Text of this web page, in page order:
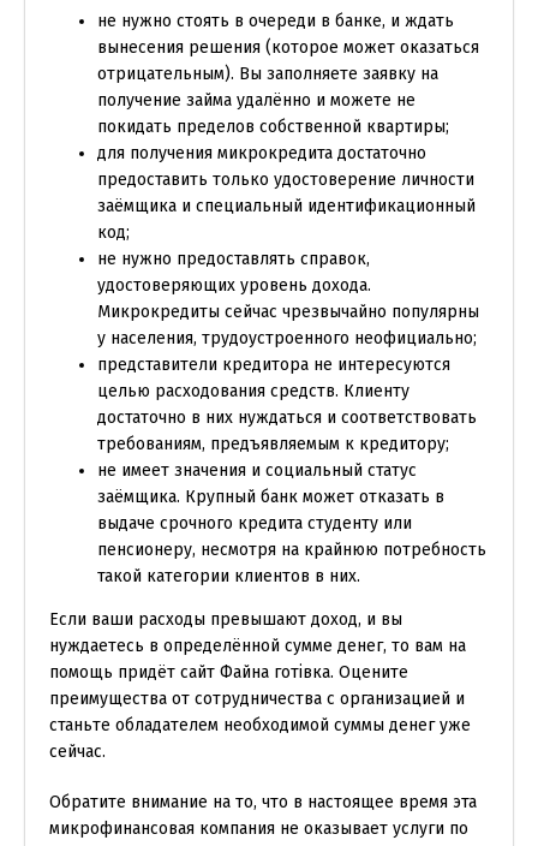
не нужно стоять в очереди в банке, и ждать
вынесения решения (которое может оказаться
отрицательным). Вы заполняете заявку на
получение займа удалённо и можете не
покидать пределов собственной квартиры;
для получения микрокредита достаточно
предоставить только удостоверение личности
заёмщика и специальный идентификационный
код;
не нужно предоставлять справок,
удостоверяющих уровень дохода.
Микрокредиты сейчас чрезвычайно популярны
у населения, трудоустроенного неофициально;
представители кредитора не интересуются
целью расходования средств. Клиенту
достаточно в них нуждаться и соответствовать
требованиям, предъявляемым к кредитору;
не имеет значения и социальный статус
заёмщика. Крупный банк может отказать в
выдаче срочного кредита студенту или
пенсионеру, несмотря на крайнюю потребность
такой категории клиентов в них.
Если ваши расходы превышают доход, и вы
нуждаетесь в определённой сумме денег, то вам на
помощь придёт сайт Файна готівка. Оцените
преимущества от сотрудничества с организацией и
станьте обладателем необходимой суммы денег уже
сейчас.
Обратите внимание на то, что в настоящее время эта
микрофинансовая компания не оказывает услуги по